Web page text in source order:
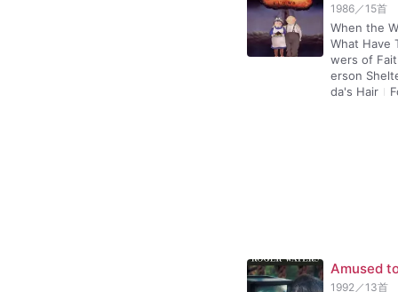
1986 ／15首
When the
What Have
wers of
erson
da's Hair
Amused
1992 ／13首